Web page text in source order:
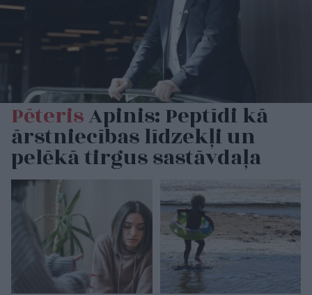
PēterisApinis: Peptīdi kā
ārstniecības līdzekļi un
pelēkā tirgus sastāvdaļa